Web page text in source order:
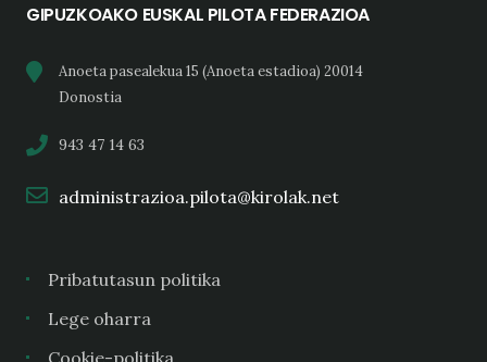
GIPUZKOAKO EUSKAL PILOTA FEDERAZIOA
Anoeta pasealekua 15 (Anoeta estadioa) 20014
Donostia
943 47 14 63
administrazioa.pilota@kirolak.net
Pribatutasun politika
Lege oharra
Cookie-politika